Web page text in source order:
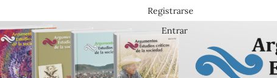
Registrarse
Entrar